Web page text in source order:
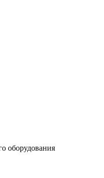
оборудования